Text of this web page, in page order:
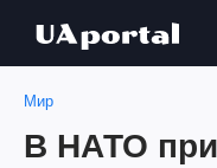
Мир
В НАТО